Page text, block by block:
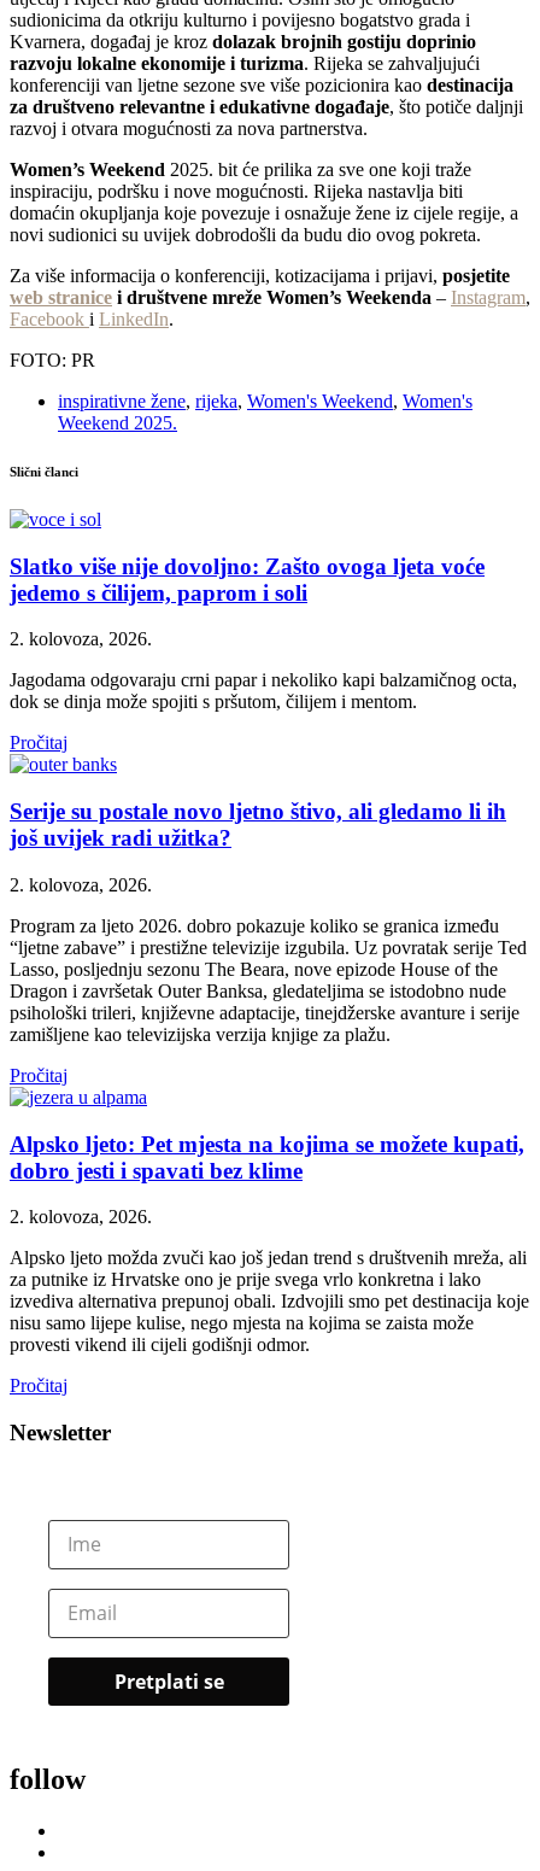
sudionicima da otkriju kulturno i povijesno bogatstvo grada i
Kvarnera, događaj je kroz dolazak brojnih gostiju doprinio
razvoju lokalne ekonomije i turizma. Rijeka se zahvaljujući
konferenciji van ljetne sezone sve više pozicionira kao destinacija
za društveno relevantne i edukativne događaje, što potiče daljnji
razvoj i otvara mogućnosti za nova partnerstva.
Women’s Weekend 2025. bit će prilika za sve one koji traže
inspiraciju, podršku i nove mogućnosti. Rijeka nastavlja biti
domaćin okupljanja koje povezuje i osnažuje žene iz cijele regije, a
novi sudionici su uvijek dobrodošli da budu dio ovog pokreta.
Za više informacija o konferenciji, kotizacijama i prijavi, posjetite
web stranice i društvene mreže Women’s Weekenda – Instagram,
Facebook i LinkedIn.
FOTO: PR
inspirativne žene, rijeka, Women's Weekend, Women's
Weekend 2025.
Slični članci
Slatko više nije dovoljno: Zašto ovoga ljeta voće
jedemo s čilijem, paprom i soli
2. kolovoza, 2026.
Jagodama odgovaraju crni papar i nekoliko kapi balzamičnog octa,
dok se dinja može spojiti s pršutom, čilijem i mentom.
Pročitaj
Serije su postale novo ljetno štivo, ali gledamo li ih
još uvijek radi užitka?
2. kolovoza, 2026.
Program za ljeto 2026. dobro pokazuje koliko se granica između
“ljetne zabave” i prestižne televizije izgubila. Uz povratak serije Ted
Lasso, posljednju sezonu The Beara, nove epizode House of the
Dragon i završetak Outer Banksa, gledateljima se istodobno nude
psihološki trileri, književne adaptacije, tinejdžerske avanture i serije
zamišljene kao televizijska verzija knjige za plažu.
Pročitaj
Alpsko ljeto: Pet mjesta na kojima se možete kupati,
dobro jesti i spavati bez klime
2. kolovoza, 2026.
Alpsko ljeto možda zvuči kao još jedan trend s društvenih mreža, ali
za putnike iz Hrvatske ono je prije svega vrlo konkretna i lako
izvediva alternativa prepunoj obali. Izdvojili smo pet destinacija koje
nisu samo lijepe kulise, nego mjesta na kojima se zaista može
provesti vikend ili cijeli godišnji odmor.
Pročitaj
Newsletter
follow